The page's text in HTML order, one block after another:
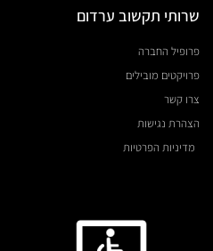
שרותי תקשוב ערדום
פרופיל החברה
פרויקטים מובילים
צרו קשר
הצהרת נגישות
מדיניות הפרטיות